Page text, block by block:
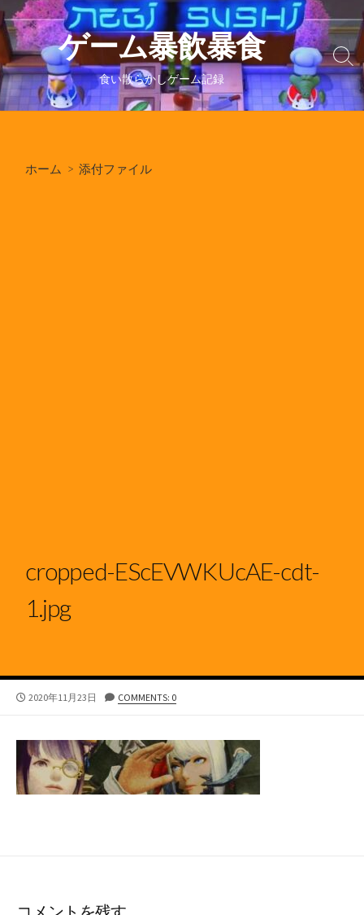
コ
ン
テ
ン
ツ
へ
ゲーム暴飲暴食
食い散らかしゲーム記録
検
索
り
ホーム > 添付ファイル
cropped-EScEVWKUcAE-cdt-
1.jpg
公
2020年11月23日 COMMENTS: 0